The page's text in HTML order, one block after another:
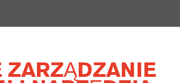
ZARZĄDZANIE